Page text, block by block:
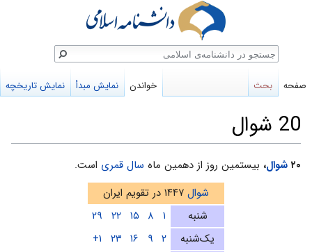
20 شوال
پرش
پرش
۲۰ شوال، بیستمین روز از دهمین ماه سال قمری است.
شوال
شنبه
۱ ۸ ۱۵ ۲۲ ۲۹
یک‌شنبه
۲ ۹ ۱۶ ۲۳ ۱+
صفحه بحث خواندن نمایش مبدأ نمایش تاریخچه
جستجو